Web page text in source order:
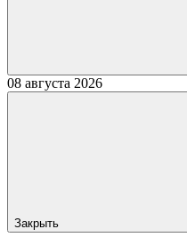
08 августа 2026
Закрыть